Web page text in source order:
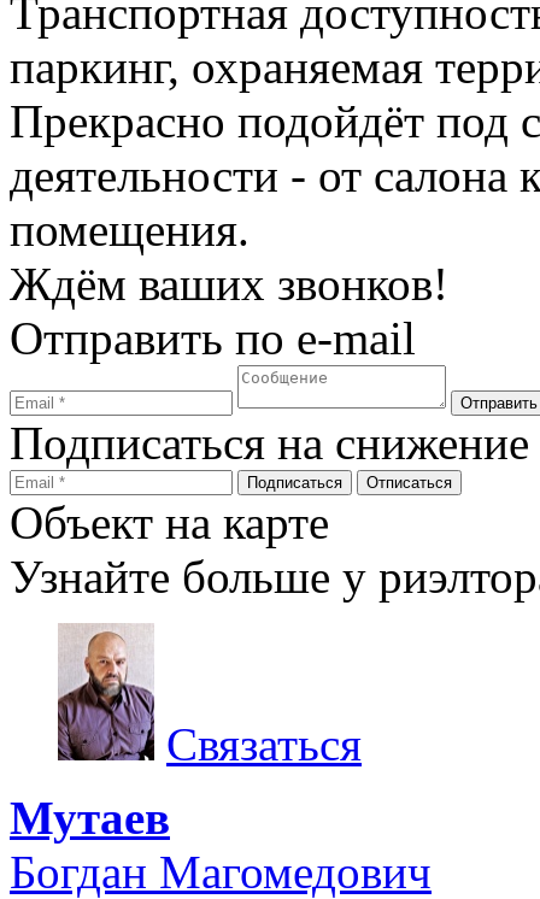
Транспортная
паркинг, охраняемая
Прекрасно подойдёт под
деятельности - от салона
помещения.
Ждём ваших звонков!
Отправить по e-mail
Подписаться на
Объект на карте
Узнайте больше у
Связаться
Мутаев
Богдан Магомедович